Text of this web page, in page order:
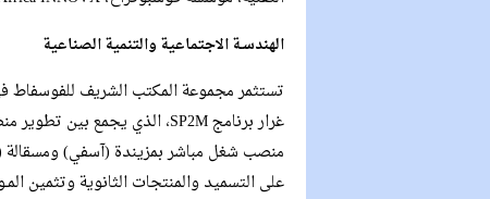
الهندسـة الاجتماعية والتنمية الصناعية
تستثمر مجموعة المكتب الشريف للفوسفاط
منصب شغل مباشر بمزيندة (آسفي) ومسقالة
على التسميد والمنتجات الثانوية وتثمين